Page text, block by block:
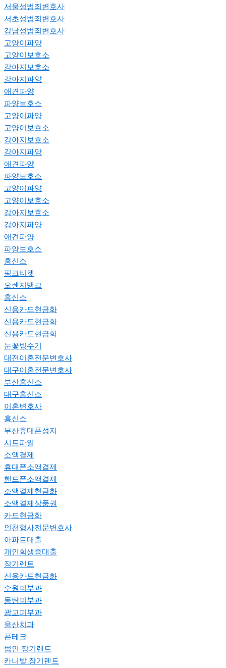
서울성범죄변호사
서초성범죄변호사
강남성범죄변호사
고양이파양
고양이보호소
강아지보호소
강아지파양
애견파양
파양보호소
고양이파양
고양이보호소
강아지보호소
강아지파양
애견파양
파양보호소
고양이파양
고양이보호소
강아지보호소
강아지파양
애견파양
파양보호소
흥신소
핑크티켓
오렌지뱅크
흥신소
신용카드현금화
신용카드현금화
신용카드현금화
눈꽃빙수기
대전이혼전문변호사
대구이혼전문변호사
부산흥신소
대구흥신소
이혼변호사
흥신소
부산휴대폰성지
시트파일
소액결제
휴대폰소액결제
핸드폰소액결제
소액결제현금화
소액결제상품권
카드현금화
인천형사전문변호사
아파트대출
개인회생중대출
장기렌트
신용카드현금화
수원피부과
동탄피부과
광교피부과
울산치과
폰테크
법인 장기렌트
카니발 장기렌트